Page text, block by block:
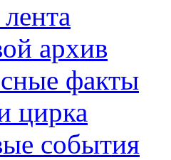
архив
факты
цирка
события